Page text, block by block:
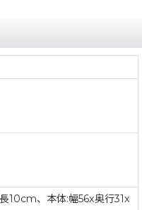
10cm、本体:幅56x奥行31x